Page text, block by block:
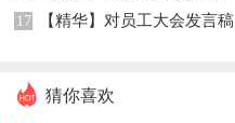
篇
17
【精华】对员工大会发言稿
猜你喜欢